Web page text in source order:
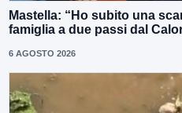
Mastella: “Ho subito una
famiglia a due passi dal
6 AGOSTO 2026